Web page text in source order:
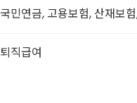
국민연금, 고용보험, 산재보
퇴직급여